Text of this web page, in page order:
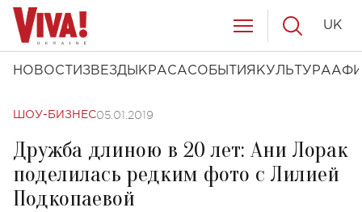
НОВОСТИ ЗВЕЗДЫ КРАСАСОБЫТИЯ КУЛЬТУРА
UK
ШОУ-БИЗНЕС05.01.2019
Дружба длиною в 20 лет: Ани Лорак
поделилась редким фото с Лилией
Подкопаевой